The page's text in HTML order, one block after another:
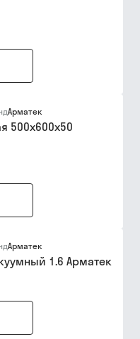
Арматек
500х600x50
Арматек
1.6 Арматек